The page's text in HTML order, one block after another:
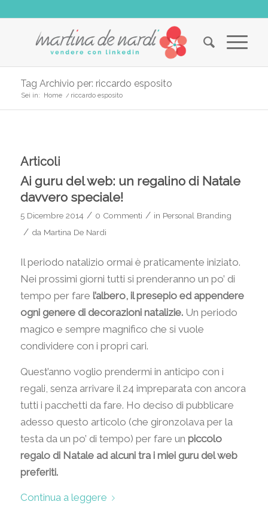
Tag Archivio per: riccardo esposito
Sei in: Home / riccardo esposito
Articoli
Ai guru del web: un regalino di Natale
davvero speciale!
5 Dicembre 2014 / 0 Commenti / in Personal Branding
/ da Martina De Nardi
Il periodo natalizio ormai è praticamente iniziato.
Nei prossimi giorni tutti si prenderanno un po’ di
tempo per fare l’albero, il presepio ed appendere
ogni genere di decorazioni natalizie.Un periodo
magico e sempre magnifico che si vuole
condividere con i propri cari.
Quest’anno voglio prendermi in anticipo con i
regali, senza arrivare il 24 impreparata con ancora
tutti i pacchetti da fare. Ho deciso di pubblicare
adesso questo articolo (che gironzolava per la
testa da un po’ di tempo) per fare un piccolo
regalo di Natale ad alcuni tra i miei guru del web
preferiti.
Continua a leggere